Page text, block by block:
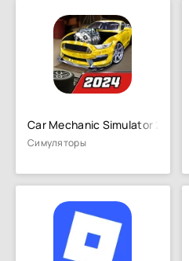
Car Mechanic Simulator 21
Симуляторы